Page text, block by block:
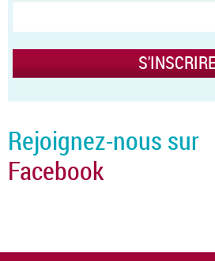
Rejoignez-nous sur
Facebook